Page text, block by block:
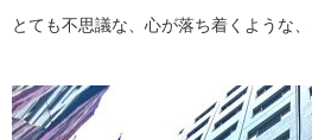
とても不思議な、心が落ち着くような